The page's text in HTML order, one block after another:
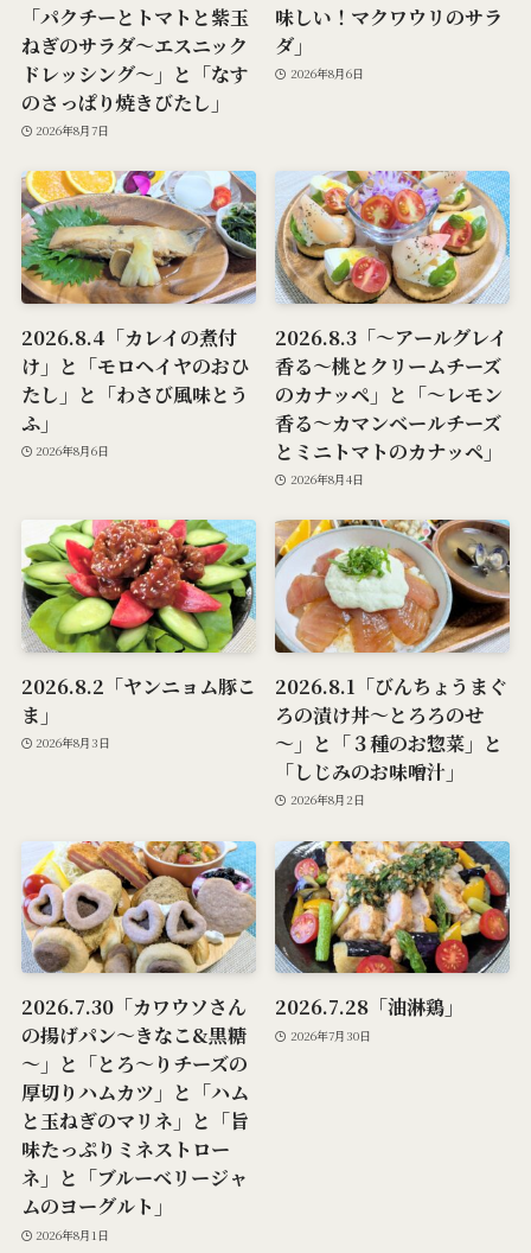
「パクチーとトマトと紫玉
ねぎのサラダ～エスニック
ドレッシング～」と「なす
のさっぱり焼きびたし」
2026年8月7日
味しい！マクワウリのサラ
ダ」
2026年8月6日
2026.8.4「カレイの煮付
け」と「モロヘイヤのおひ
たし」と「わさび風味とう
ふ」
2026年8月6日
2026.8.3「～アールグレイ
香る～桃とクリームチーズ
のカナッペ」と「～レモン
香る～カマンベールチーズ
とミニトマトのカナッペ」
2026年8月4日
2026.8.2「ヤンニョム豚こ
ま」
2026年8月3日
2026.8.1「びんちょうまぐ
ろの漬け丼～とろろのせ
～」と「３種のお惣菜」と
「しじみのお味噌汁」
2026年8月2日
2026.7.30「カワウソさん
の揚げパン～きなこ&黒糖
～」と「とろ～りチーズの
厚切りハムカツ」と「ハム
と玉ねぎのマリネ」と「旨
味たっぷりミネストロー
ネ」と「ブルーベリージャ
ムのヨーグルト」
2026年8月1日
2026.7.28「油淋鶏」
2026年7月30日